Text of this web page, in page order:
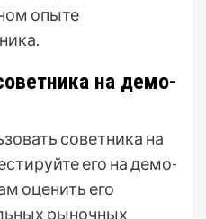
опыте
на демо-
советника на
его на демо-
оценить его
рыночных